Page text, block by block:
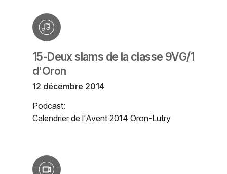
15-Deux slams de la classe 9VG/1
d'Oron
12 décembre 2014
Podcast:
Calendrier de l'Avent 2014 Oron-Lutry